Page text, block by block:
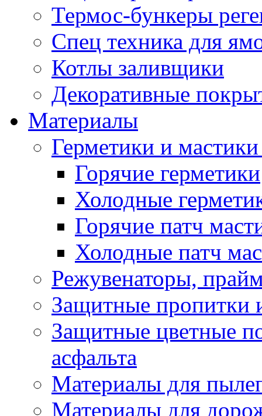
Термос-бункеры
Спец техника для
Котлы заливщики
Декоративные
Материалы
Герметики и
Горячие герметики
Холодные
Горячие патч
Холодные патч
Режувенаторы,
Защитные пропитки
Защитные цветные
асфальта
Материалы для
Материалы для